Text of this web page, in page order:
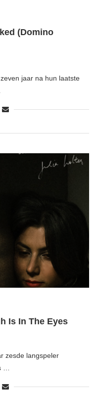
(Domino
jaar na hun laatste
Is In The Eyes
zesde langspeler
…